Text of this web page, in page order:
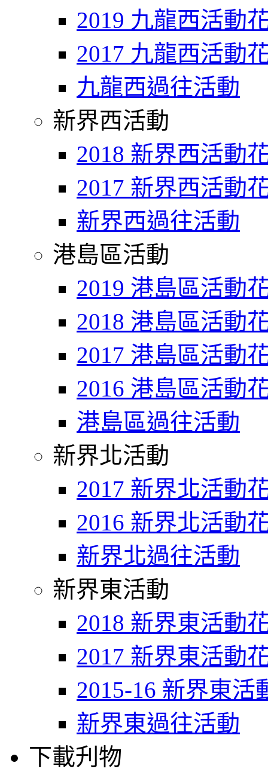
2019 九龍西活動
2017 九龍西活動
九龍西過往活動
新界西活動
2018 新界西活動
2017 新界西活動
新界西過往活動
港島區活動
2019 港島區活動
2018 港島區活動
2017 港島區活動
2016 港島區活動
港島區過往活動
新界北活動
2017 新界北活動
2016 新界北活動
新界北過往活動
新界東活動
2018 新界東活動
2017 新界東活動
2015-16 新界東活
新界東過往活動
下載刋物